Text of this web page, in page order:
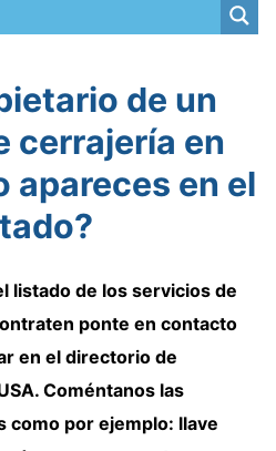
de un
cerrajería en
apareces en el
listado de los servicios de
ponte en contacto
en el directorio de
. Coméntanos las
como por ejemplo: llave